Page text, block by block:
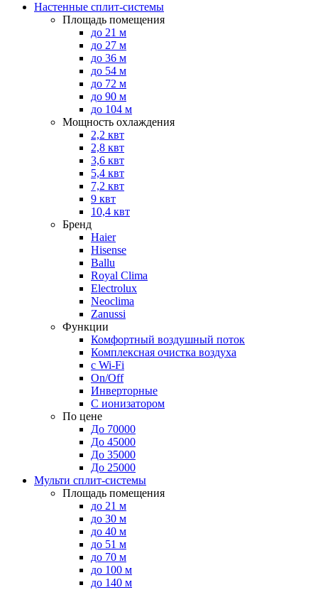
Настенные сплит-системы
Площадь помещения
до 21 м
до 27 м
до 36 м
до 54 м
до 72 м
до 90 м
до 104 м
Мощность охлаждения
2,2 квт
2,8 квт
3,6 квт
5,4 квт
7,2 квт
9 квт
10,4 квт
Бренд
Haier
Hisense
Ballu
Royal Clima
Electrolux
Neoclima
Zanussi
Функции
Комфортный воздушный поток
Комплексная очистка воздуха
с Wi-Fi
On/Off
Инверторные
С ионизатором
По цене
До 70000
До 45000
До 35000
До 25000
Мульти сплит-системы
Площадь помещения
до 21 м
до 30 м
до 40 м
до 51 м
до 70 м
до 100 м
до 140 м